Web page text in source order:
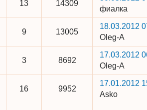
13 14309
фиалка
9 13005
18.03.2012
Oleg-A
3 8692
17.03.2012
Oleg-A
16 9952
17.01.2012
Asko